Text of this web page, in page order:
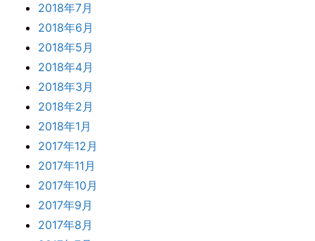
2018年7月
2018年6月
2018年5月
2018年4月
2018年3月
2018年2月
2018年1月
2017年12月
2017年11月
2017年10月
2017年9月
2017年8月